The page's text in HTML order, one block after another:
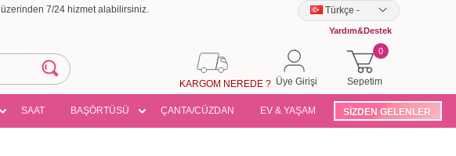
üzerinden 7/24 hizmet alabilirsiniz. Türkçe -
Yardım&Destek
Sepetim
0
Üye Girişi
KARGOM NEREDE ?
SAAT BAŞÖRTÜSÜ ÇANTA/CÜZDAN EV & YAŞAM SİZDEN GELENLER